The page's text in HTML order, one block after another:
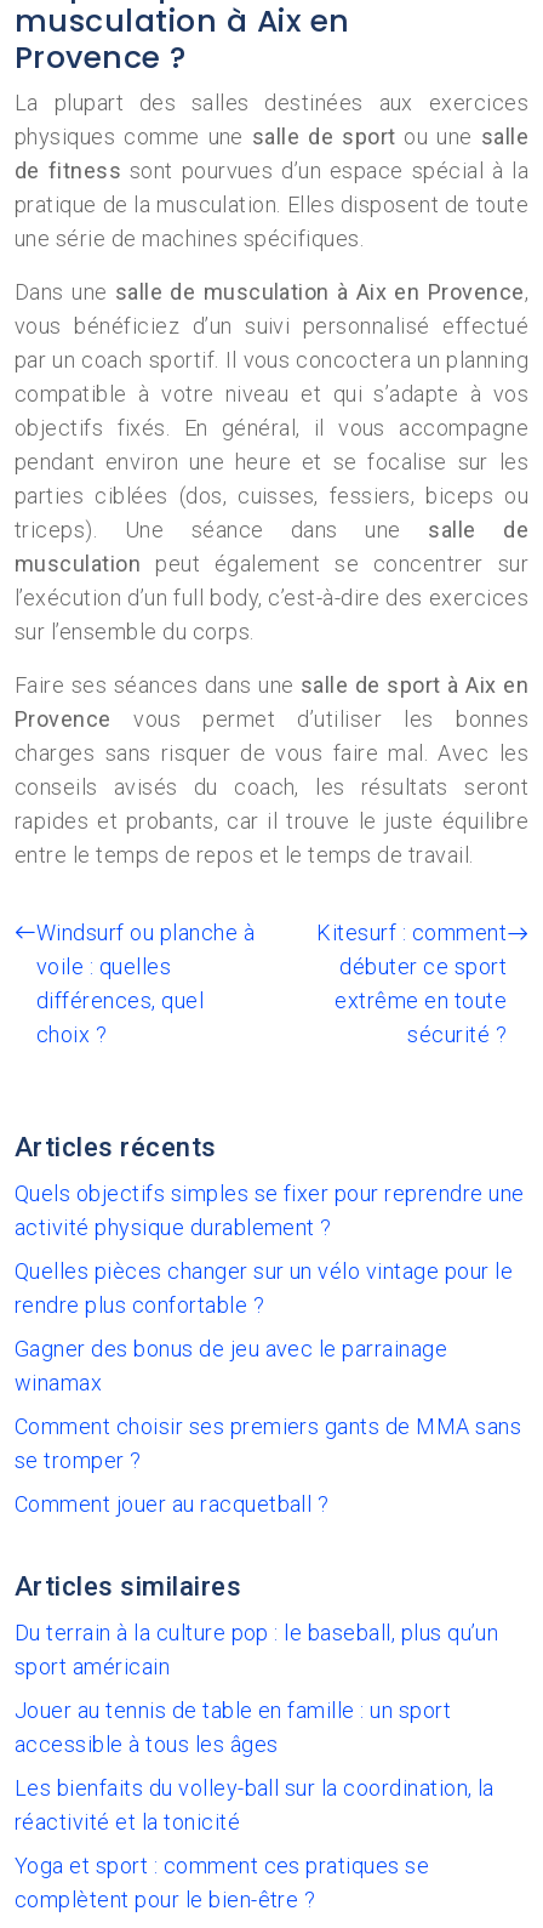
musculation à Aix en
Provence ?
La plupart des salles destinées aux exercices
physiques comme une salle de sport ou une salle
de fitness sont pourvues d’un espace spécial à la
pratique de la musculation. Elles disposent de toute
une série de machines spécifiques.
Dans une salle de musculation à Aix en Provence,
vous bénéficiez d’un suivi personnalisé effectué
par un coach sportif. Il vous concoctera un planning
compatible à votre niveau et qui s’adapte à vos
objectifs fixés. En général, il vous accompagne
pendant environ une heure et se focalise sur les
parties ciblées (dos, cuisses, fessiers, biceps ou
triceps). Une séance dans une salle de
musculation peut également se concentrer sur
l’exécution d’un full body, c’est-à-dire des exercices
sur l’ensemble du corps.
Faire ses séances dans une salle de sport à Aix en
Provence vous permet d’utiliser les bonnes
charges sans risquer de vous faire mal. Avec les
conseils avisés du coach, les résultats seront
rapides et probants, car il trouve le juste équilibre
entre le temps de repos et le temps de travail.
Windsurf ou planche à
voile : quelles
différences, quel
choix ?
Kitesurf : comment
débuter ce sport
extrême en toute
sécurité ?
Articles récents
Quels objectifs simples se fixer pour reprendre une
activité physique durablement ?
Quelles pièces changer sur un vélo vintage pour le
rendre plus confortable ?
Gagner des bonus de jeu avec le parrainage
winamax
Comment choisir ses premiers gants de MMA sans
se tromper ?
Comment jouer au racquetball ?
Articles similaires
Du terrain à la culture pop : le baseball, plus qu’un
sport américain
Jouer au tennis de table en famille : un sport
accessible à tous les âges
Les bienfaits du volley-ball sur la coordination, la
réactivité et la tonicité
Yoga et sport : comment ces pratiques se
complètent pour le bien-être ?